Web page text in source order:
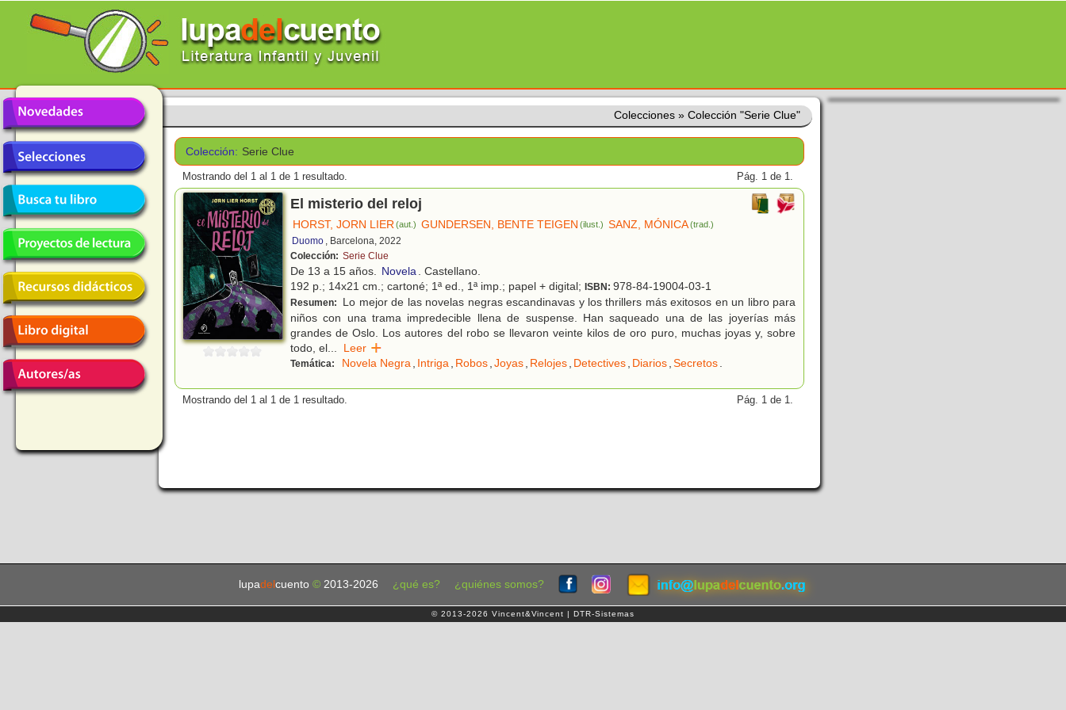
Colecciones » Colección "Serie Clue"
Colección: Serie Clue
Mostrando del 1 al 1 de 1 resultado. Pág. 1 de 1.
El misterio del reloj
HORST, JORN LIER(aut.) GUNDERSEN, BENTE TEIGEN (ilust.) SANZ, MÓNICA(trad.)
Duomo , Barcelona, 2022
Colección: Serie Clue
De 13 a 15 años. Novela. Castellano.
192 p.; 14x21 cm.; cartoné; 1ª ed., 1ª imp.; papel + digital; ISBN: 978-84-19004-03-1
Resumen:
Lo mejor de las novelas negras escandinavas y los thrillers más exitosos en un libro para
niños con una trama impredecible llena de suspense. Han saqueado una de las joyerías más
grandes de Oslo. Los autores del robo se llevaron veinte kilos de oro puro, muchas joyas y, sobre
todo, el... Leer
Temática: Novela Negra, Intriga, Robos,Joyas, Relojes, Detectives, Diarios,Secretos.
Mostrando del 1 al 1 de 1 resultado. Pág. 1 de 1.
lupadel cuento © 2013-2026 ¿qué es? ¿quiénes somos?
© 2013-2026 Vincent&Vincent | DTR-Sistemas